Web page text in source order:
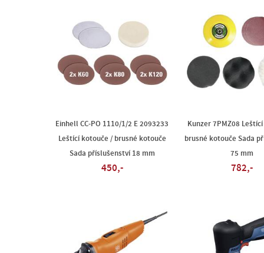
Einhell CC-PO 1110/1/2 E 2093233
Leštící kotouče / brusné kotouče
Sada příslušenství 18 mm
450,-
Kunzer 7PMZ08
brusné kotouče Sada
75 mm
782,-